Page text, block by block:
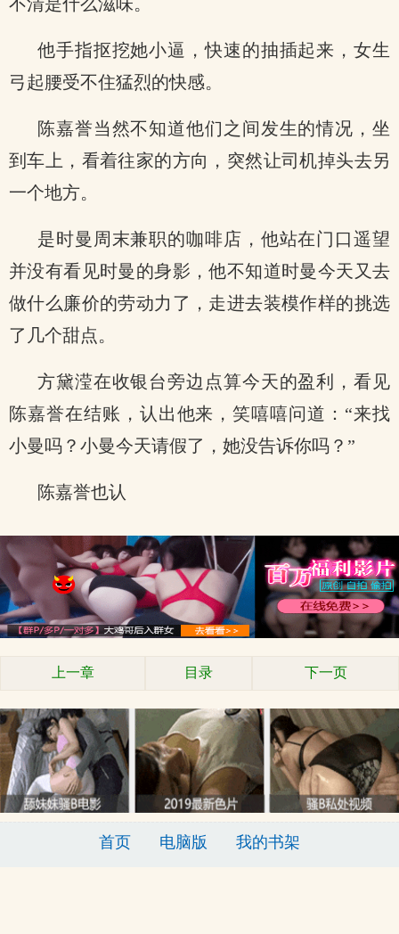
他手指抠挖她小逼，快速的抽插起来，女生
弓起腰受不住猛烈的快感。
陈嘉誉当然不知道他们之间发生的情况，坐
到车上，看着往家的方向，突然让司机掉头去另
一个地方。
是时曼周末兼职的咖啡店，他站在门口遥望
并没有看见时曼的身影，他不知道时曼今天又去
做什么廉价的劳动力了，走进去装模作样的挑选
了几个甜点。
方黛滢在收银台旁边点算今天的盈利，看见
陈嘉誉在结账，认出他来，笑嘻嘻问道：“来找
小曼吗？小曼今天请假了，她没告诉你吗？”
陈嘉誉也认
上一章 目录 下一页
首页 电脑版 我的书架